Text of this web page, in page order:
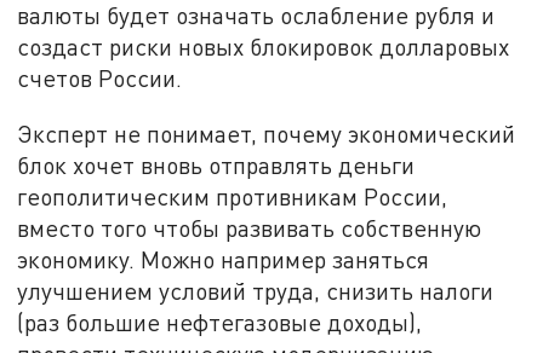
валюты будет означать ослабление рубля и
создаст риски новых блокировок долларовых
счетов России.
Эксперт не понимает, почему экономический
блок хочет вновь отправлять деньги
геополитическим противникам России,
вместо того чтобы развивать собственную
экономику. Можно например заняться
улучшением условий труда, снизить налоги
(раз большие нефтегазовые доходы),